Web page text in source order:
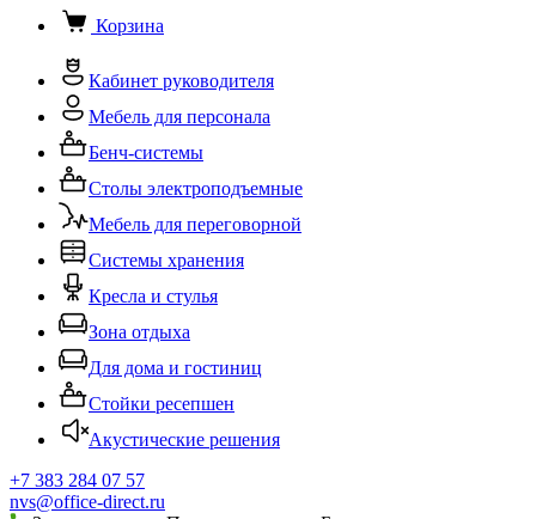
Корзина
Кабинет руководителя
Мебель для персонала
Бенч-системы
Столы электроподъемные
Мебель для переговорной
Системы хранения
Кресла и стулья
Зона отдыха
Для дома и гостиниц
Стойки ресепшен
Акустические решения
+7 383 284 07 57
nvs@office-direct.ru